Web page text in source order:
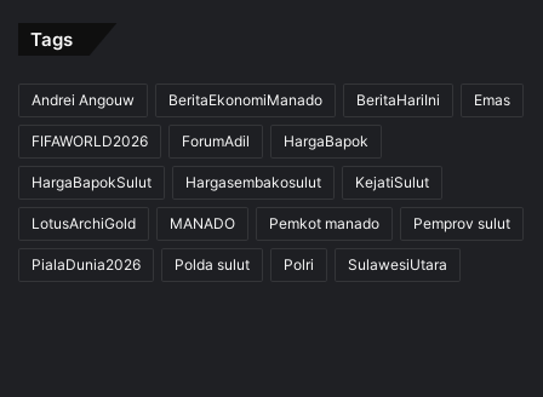
Tags
Andrei Angouw BeritaEkonomiManado BeritaHariIni Emas
FIFAWORLD2026 ForumAdil HargaBapok
HargaBapokSulut Hargasembakosulut KejatiSulut
LotusArchiGold MANADO Pemkot manado Pemprov sulut
PialaDunia2026 Polda sulut Polri SulawesiUtara